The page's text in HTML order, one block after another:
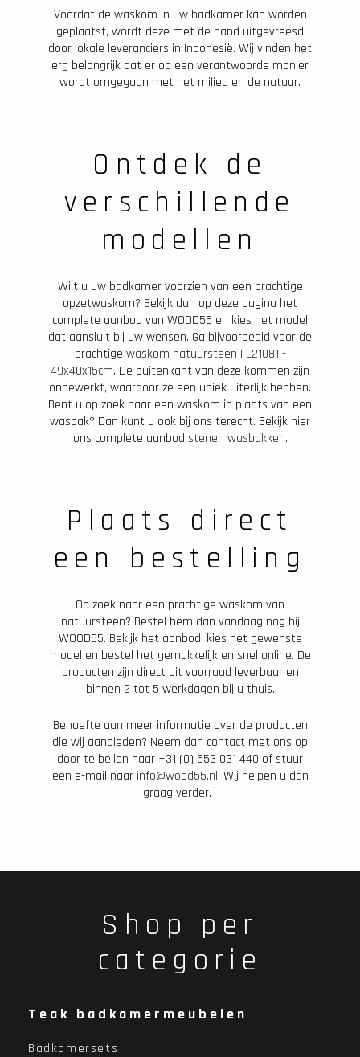
Voordat de waskom in uw badkamer kan worden
geplaatst, wordt deze met de hand uitgevreesd
door lokale leveranciers in Indonesië. Wij vinden het
erg belangrijk dat er op een verantwoorde manier
wordt omgegaan met het milieu en de natuur.
Ontdek de
verschillende
modellen
Wilt u uw badkamer voorzien van een prachtige
opzetwaskom? Bekijk dan op deze pagina het
complete aanbod van WOOD55 en kies het model
dat aansluit bij uw wensen. Ga bijvoorbeeld voor de
prachtige waskom natuursteen FL21081 -
49x40x15cm. De buitenkant van deze kommen zijn
onbewerkt, waardoor ze een uniek uiterlijk hebben.
Bent u op zoek naar een waskom in plaats van een
wasbak? Dan kunt u ook bij ons terecht. Bekijk hier
ons complete aanbod stenen wasbakken.
Plaats direct
een bestelling
Op zoek naar een prachtige waskom van
natuursteen? Bestel hem dan vandaag nog bij
WOOD55. Bekijk het aanbod, kies het gewenste
model en bestel het gemakkelijk en snel online. De
producten zijn direct uit voorraad leverbaar en
binnen 2 tot 5 werkdagen bij u thuis.
Behoefte aan meer informatie over de producten
die wij aanbieden? Neem dan contact met ons op
door te bellen naar +31 (0) 553 031 440 of stuur
een e-mail naar info@wood55.nl. Wij helpen u dan
graag verder.
Shop per
categorie
Teak badkamermeubelen
Badkamersets